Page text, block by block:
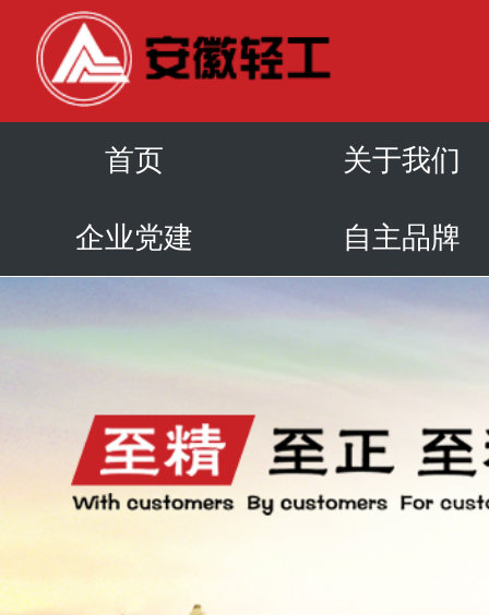
首页 关于我们
企业党建 自主品牌